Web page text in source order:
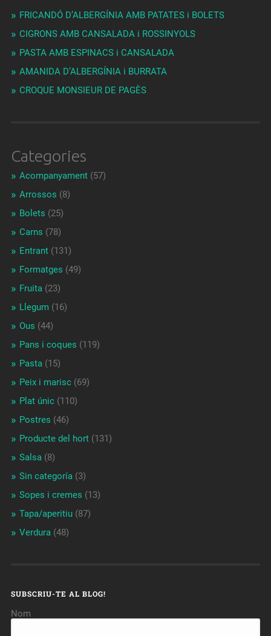
FRICANDÓ D’ALBERGÍNIA AMB PATATES i BOLETS
CIGRONS AMB CANSALADA i ROSSINYOLS
PASTA AMB ESPINACS i CANSALADA
AMANIDA D’ALBERGÍNIA i BURRATA
CROQUE MONSIEUR DE PAGÈS
Categories
Acompanyament(57)
Arrossos (8)
Bolets (25)
Carns (78)
Entrant(131)
Formatges (49)
Fruita(23)
Llegum (16)
Ous (44)
Pans i coques (119)
Pasta(15)
Peix i marisc(69)
Plat únic(110)
Postres (46)
Producte del hort(131)
Salsa(8)
Sin categoría(3)
Sopes i cremes (13)
Tapa/aperitiu(87)
Verdura(48)
SUBSCRIU-TE AL BLOG!
Nom